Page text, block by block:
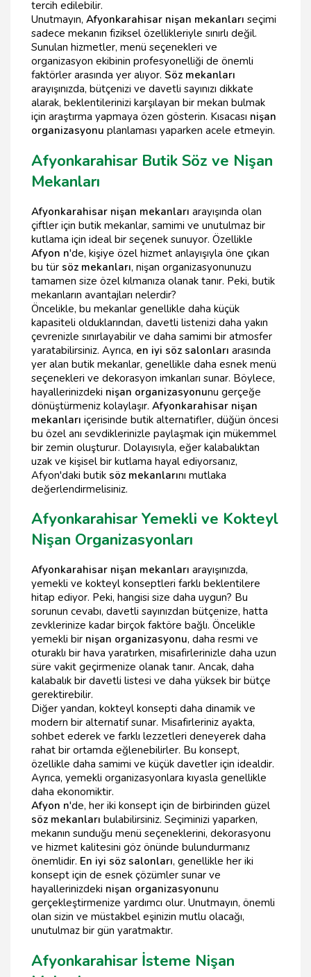
tercih edilebilir.
Unutmayın, Afyonkarahisar nişan mekanları seçimi
sadece mekanın fiziksel özellikleriyle sınırlı değil.
Sunulan hizmetler, menü seçenekleri ve
organizasyon ekibinin profesyonelliği de önemli
faktörler arasında yer alıyor. Söz mekanları
arayışınızda, bütçenizi ve davetli sayınızı dikkate
alarak, beklentilerinizi karşılayan bir mekan bulmak
için araştırma yapmaya özen gösterin. Kısacası nişan
organizasyonu planlaması yaparken acele etmeyin.
Afyonkarahisar Butik Söz ve Nişan
Mekanları
Afyonkarahisar nişan mekanları arayışında olan
çiftler için butik mekanlar, samimi ve unutulmaz bir
kutlama için ideal bir seçenek sunuyor. Özellikle
Afyon n'de, kişiye özel hizmet anlayışıyla öne çıkan
bu tür söz mekanları, nişan organizasyonunuzu
tamamen size özel kılmanıza olanak tanır. Peki, butik
mekanların avantajları nelerdir?
Öncelikle, bu mekanlar genellikle daha küçük
kapasiteli olduklarından, davetli listenizi daha yakın
çevrenizle sınırlayabilir ve daha samimi bir atmosfer
yaratabilirsiniz. Ayrıca, en iyi söz salonları arasında
yer alan butik mekanlar, genellikle daha esnek menü
seçenekleri ve dekorasyon imkanları sunar. Böylece,
hayallerinizdeki nişan organizasyonunu gerçeğe
dönüştürmeniz kolaylaşır. Afyonkarahisar nişan
mekanları içerisinde butik alternatifler, düğün öncesi
bu özel anı sevdiklerinizle paylaşmak için mükemmel
bir zemin oluşturur. Dolayısıyla, eğer kalabalıktan
uzak ve kişisel bir kutlama hayal ediyorsanız,
Afyon'daki butik söz mekanlarını mutlaka
değerlendirmelisiniz.
Afyonkarahisar Yemekli ve Kokteyl
Nişan Organizasyonları
Afyonkarahisar nişan mekanları arayışınızda,
yemekli ve kokteyl konseptleri farklı beklentilere
hitap ediyor. Peki, hangisi size daha uygun? Bu
sorunun cevabı, davetli sayınızdan bütçenize, hatta
zevklerinize kadar birçok faktöre bağlı. Öncelikle
yemekli bir nişan organizasyonu, daha resmi ve
oturaklı bir hava yaratırken, misafirlerinizle daha uzun
süre vakit geçirmenize olanak tanır. Ancak, daha
kalabalık bir davetli listesi ve daha yüksek bir bütçe
gerektirebilir.
Diğer yandan, kokteyl konsepti daha dinamik ve
modern bir alternatif sunar. Misafirleriniz ayakta,
sohbet ederek ve farklı lezzetleri deneyerek daha
rahat bir ortamda eğlenebilirler. Bu konsept,
özellikle daha samimi ve küçük davetler için idealdir.
Ayrıca, yemekli organizasyonlara kıyasla genellikle
daha ekonomiktir.
Afyon n'de, her iki konsept için de birbirinden güzel
söz mekanları bulabilirsiniz. Seçiminizi yaparken,
mekanın sunduğu menü seçeneklerini, dekorasyonu
ve hizmet kalitesini göz önünde bulundurmanız
önemlidir. En iyi söz salonları, genellikle her iki
konsept için de esnek çözümler sunar ve
hayallerinizdeki nişan organizasyonunu
gerçekleştirmenize yardımcı olur. Unutmayın, önemli
olan sizin ve müstakbel eşinizin mutlu olacağı,
unutulmaz bir gün yaratmaktır.
Afyonkarahisar İsteme Nişan